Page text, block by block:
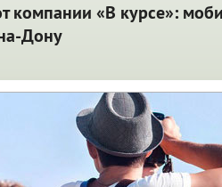
«В курсе»:
Дону